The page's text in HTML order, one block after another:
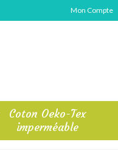
Mon Compte
Coton Oeko-Tex
imperméable